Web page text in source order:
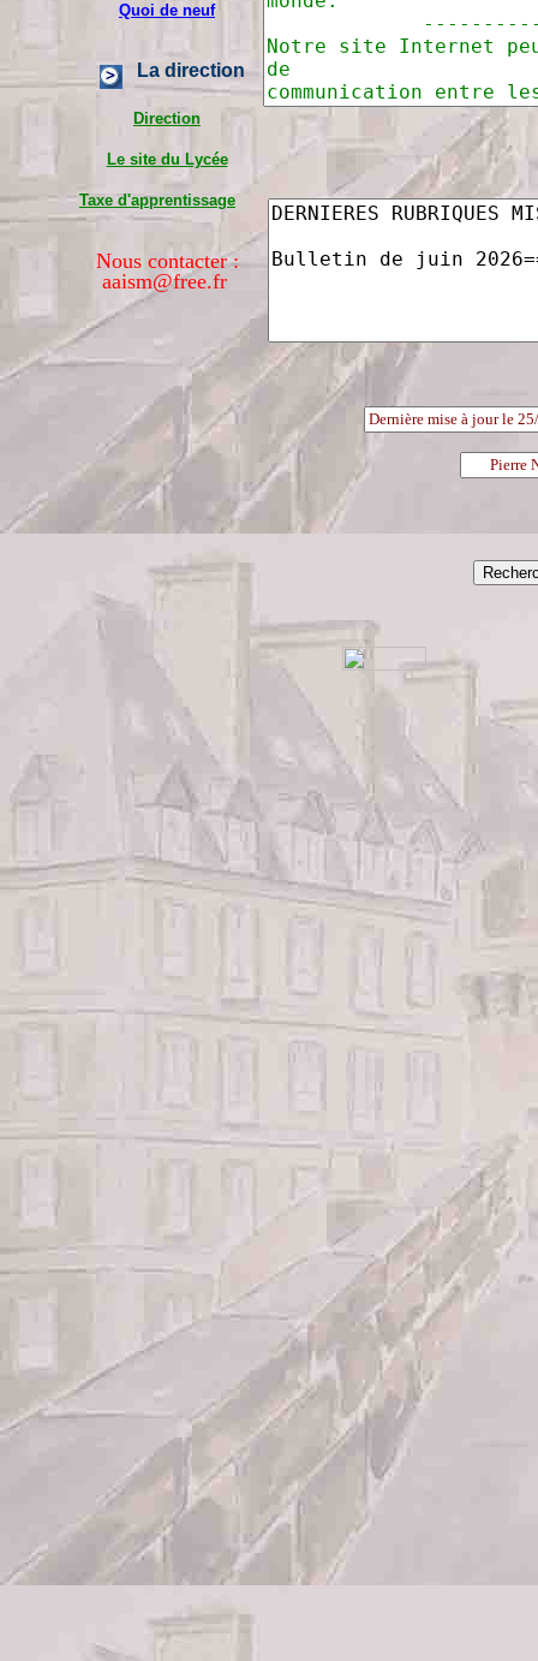
Quoi de neuf
La direction
Direction
Le site du Lycée
Taxe d'apprentissage
Nous contacter :
aaism@free.fr